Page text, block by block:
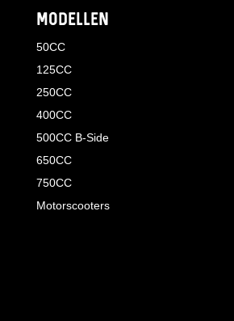
MODELLEN
50CC
125CC
250CC
400CC
500CC B-Side
650CC
750CC
Motorscooters